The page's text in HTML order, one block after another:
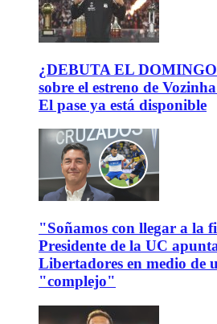
¿DEBUTA EL
sobre el estreno de
El pase ya está disponible
"Soñamos con llegar a la
Presidente de la UC
Libertadores en medio de
"complejo"